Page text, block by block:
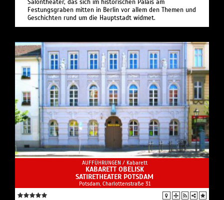
Salontheater, das sich im historischen Palais am
Festungsgraben mitten in Berlin vor allem den Themen und
Geschichten rund um die Hauptstadt widmet.
AUFFÜHRUNGEN / Kabarett
KABARETT OBELISK
SATIRETHEATER POTSDAM
Potsdam, Charlottenstraße 31